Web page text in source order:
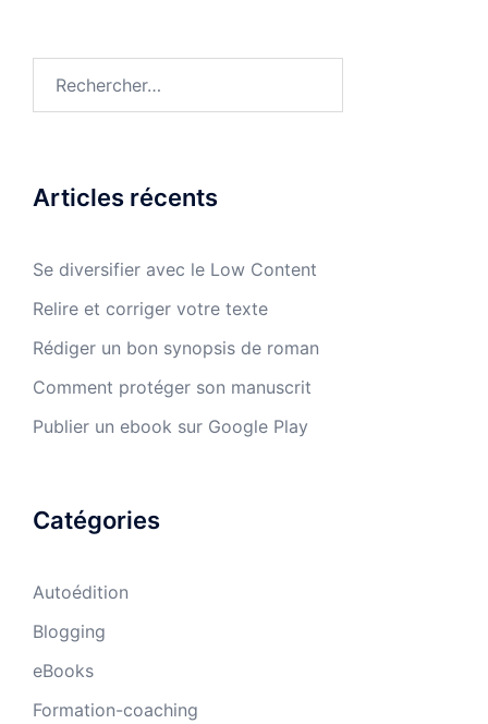
Articles récents
Se diversifier avec le Low Content
Relire et corriger votre texte
Rédiger un bon synopsis de roman
Comment protéger son manuscrit
Publier un ebook sur Google Play
Catégories
Autoédition
Blogging
eBooks
Formation-coaching